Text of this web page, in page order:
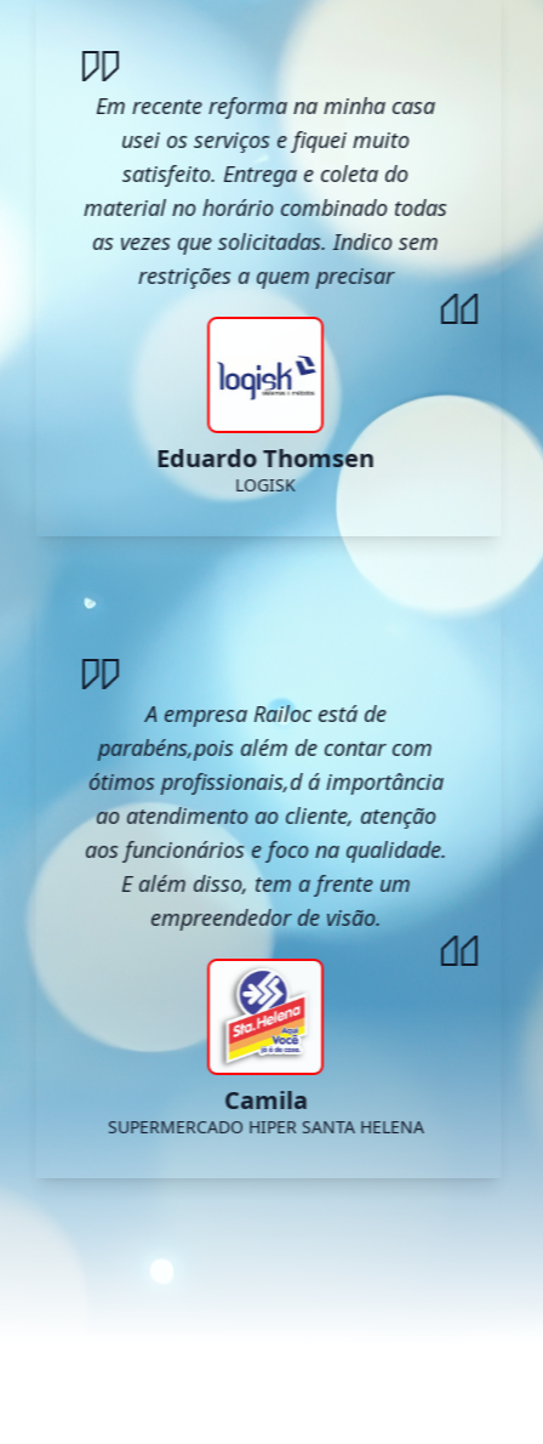
Em recente reforma na minha casa
usei os serviços e fiquei muito
satisfeito. Entrega e coleta do
material no horário combinado todas
as vezes que solicitadas. Indico sem
restrições a quem precisar
Eduardo Thomsen
LOGISK
A empresa Railoc está de
parabéns,pois além de contar com
ótimos profissionais,d á importância
ao atendimento ao cliente, atenção
aos funcionários e foco na qualidade.
E além disso, tem a frente um
empreendedor de visão.
Camila
SUPERMERCADO HIPER SANTA HELENA